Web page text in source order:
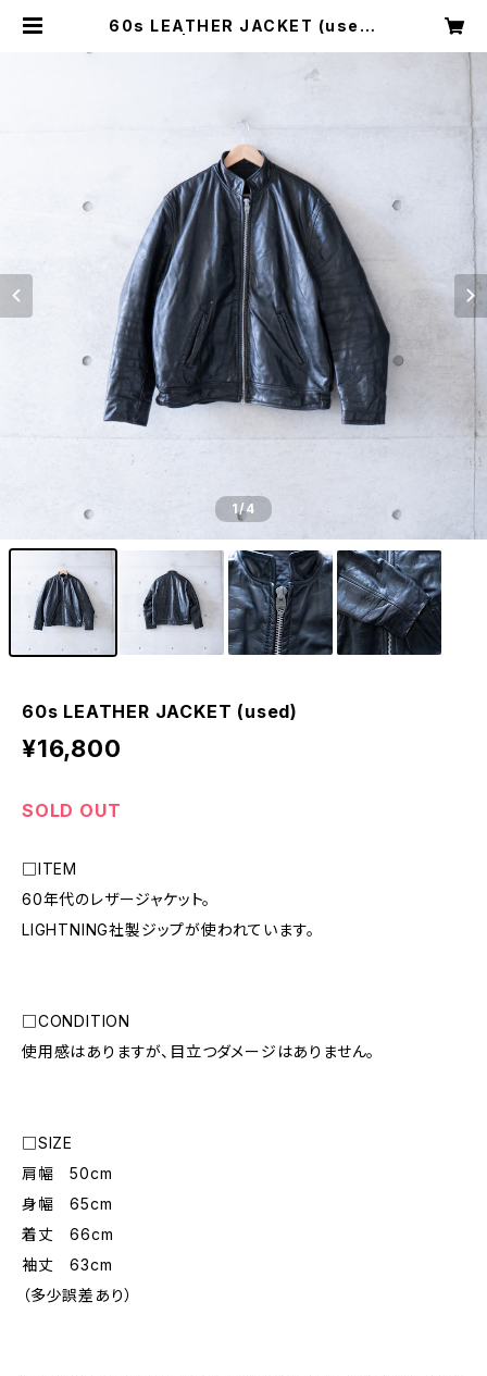
60s LEATHER JACKET (used)
1/4
60s LEATHER JACKET (used)
¥16,800
SOLD OUT
□ITEM
60年代のレザージャケット。
LIGHTNING社製ジップが使われています。
□CONDITION
使用感はありますが、目立つダメージはありません。
□SIZE
肩幅 50cm
身幅 65cm
着丈 66cm
袖丈 63cm
（多少誤差あり）